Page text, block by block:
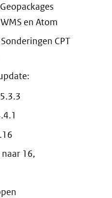
en Atom
CPT
16,